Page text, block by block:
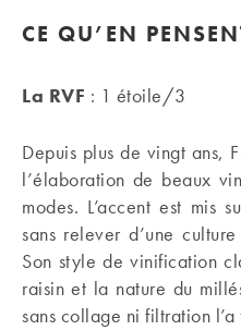
CE QU’EN
La RVF : 1 étoile/3
Depuis plus de vingt ans,
l’élaboration de beaux
modes. L’accent est mis
sans relever d’une
Son style de vinification
raisin et la nature du
sans collage ni filtration